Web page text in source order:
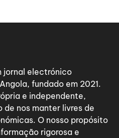
jornal electrónico
fundado em 2021.
e independente,
de nos manter livres de
O nosso propósito
rigorosa e